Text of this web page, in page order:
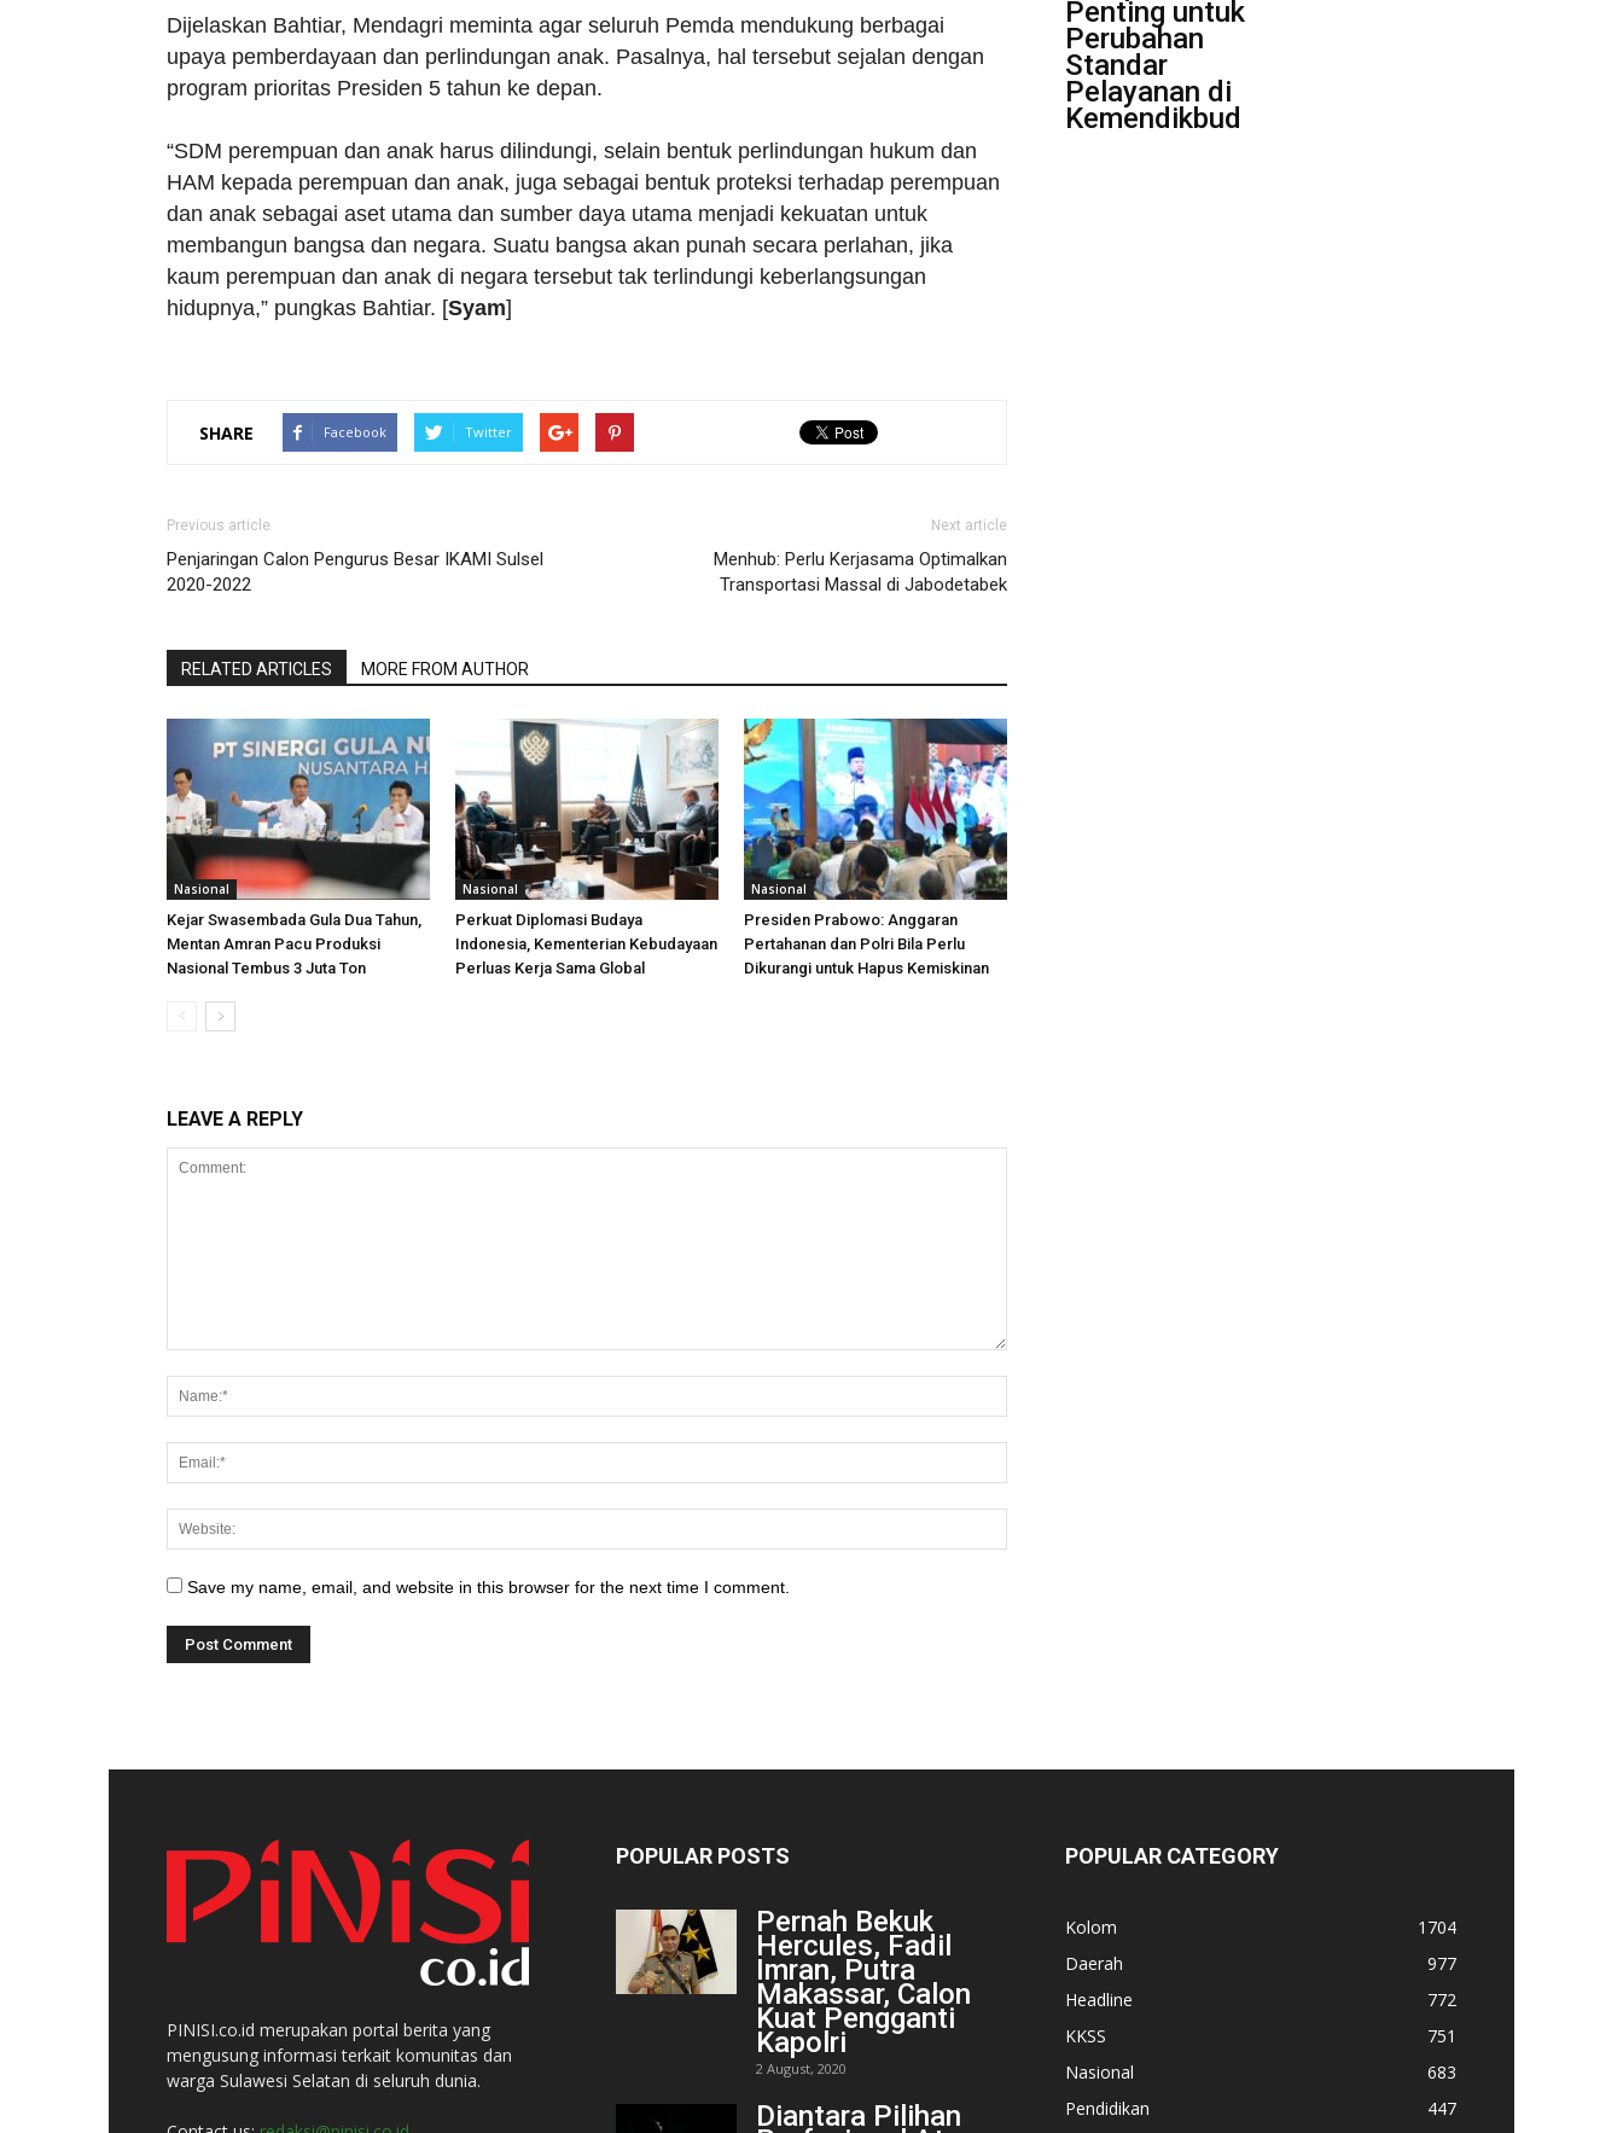
Dijelaskan Bahtiar, Mendagri meminta agar seluruh Pemda mendukung berbagai
upaya pemberdayaan dan perlindungan anak. Pasalnya, hal tersebut sejalan dengan
program prioritas Presiden 5 tahun ke depan.
“SDM perempuan dan anak harus dilindungi, selain bentuk perlindungan hukum dan
HAM kepada perempuan dan anak, juga sebagai bentuk proteksi terhadap perempuan
dan anak sebagai aset utama dan sumber daya utama menjadi kekuatan untuk
membangun bangsa dan negara. Suatu bangsa akan punah secara perlahan, jika
kaum perempuan dan anak di negara tersebut tak terlindungi keberlangsungan
hidupnya,” pungkas Bahtiar. [Syam]
SHARE Facebook Twitter
Previous article
Penjaringan Calon Pengurus Besar IKAMI Sulsel
2020-2022
Next article
Menhub: Perlu Kerjasama Optimalkan
Transportasi Massal di Jabodetabek
RELATED ARTICLES MORE FROM AUTHOR
Nasional
Kejar Swasembada Gula Dua Tahun,
Mentan Amran Pacu Produksi
Nasional Tembus 3 Juta Ton
Nasional
Perkuat Diplomasi Budaya
Indonesia, Kementerian Kebudayaan
Perluas Kerja Sama Global
Nasional
Presiden Prabowo: Anggaran
Pertahanan dan Polri Bila Perlu
Dikurangi untuk Hapus Kemiskinan
LEAVE A REPLY
Save my name, email, and website in this browser for the next time I comment.
Penting untuk
Perubahan
Standar
Pelayanan di
Kemendikbud
PINISI.co.id merupakan portal berita yang
mengusung informasi terkait komunitas dan
warga Sulawesi Selatan di seluruh dunia.
POPULAR POSTS
Pernah Bekuk
Hercules, Fadil
Imran, Putra
Makassar, Calon
Kuat Pengganti
Kapolri
2 August, 2020
Diantara Pilihan
POPULAR CATEGORY
Kolom
1704
Daerah
977
Headline
772
KKSS
751
Nasional
683
Pendidikan
447